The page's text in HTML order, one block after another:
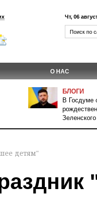
Чт, 06
О НАС
БЛОГИ
В Госдуме
детям"